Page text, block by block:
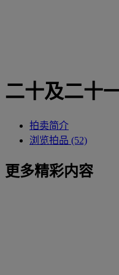
二十及二十
拍卖简介
浏览拍品 (52)
更多精彩内容